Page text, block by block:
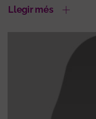
Llegir més